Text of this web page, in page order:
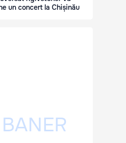
un concert la Chișinău